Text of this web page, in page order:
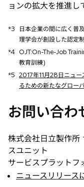
ョンの拡大を推進し
*3
日本企業の間に広く普
理学会が創設した認定
*4 OJT:On-The-Job
教育訓練)
*5 2017年11月28日ニュー
るための新たなグロー
お問い合わ
株式会社日立製作所
スユニット
サービスプラットフ
ニュースリリース